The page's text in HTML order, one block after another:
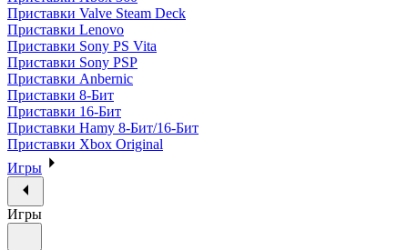
Приставки Valve Steam Deck
Приставки Lenovo
Приставки Sony PS Vita
Приставки Sony PSP
Приставки Anbernic
Приставки 8-Бит
Приставки 16-Бит
Приставки Hamy 8-Бит/16-Бит
Приставки Xbox Original
Игры
Игры